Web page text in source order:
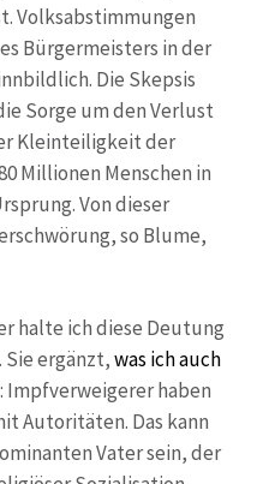
Volksabstimmungen
Bürgermeisters in der
Die Skepsis
Sorge um den Verlust
Kleinteiligkeit der
Millionen Menschen in
Von dieser
so Blume,
halte ich diese Deutung
ergänzt,was ich auch
: Impfverweigerer haben
Autoritäten. Das kann
Vater sein, der